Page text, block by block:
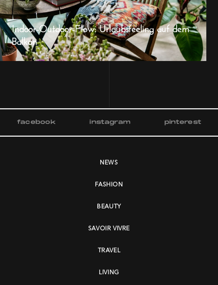
Indoor-Outdoor-Flow: Urlaubsfeeling auf dem
Balkon
facebook instagram pinterest
NEWS
FASHION
BEAUTY
SAVOIR VIVRE
TRAVEL
LIVING